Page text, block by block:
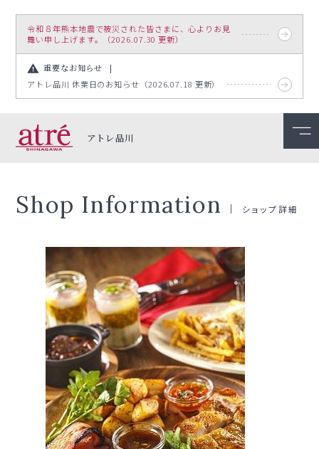
令和８年熊本地震で被災された皆さまに、心よりお見
舞い申し上げます。（2026.07.30 更新）
重要なお知らせ
アトレ品川 休業日のお知らせ（2026.07.18 更新）
アトレ品川
Shop Information ショップ詳細